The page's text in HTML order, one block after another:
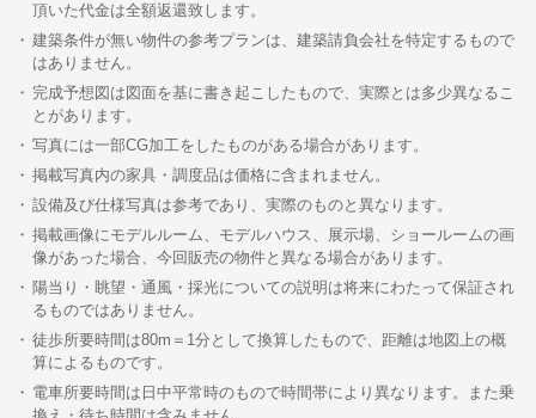
頂いた代金は全額返還致します。
建築条件が無い物件の参考プランは、建築請負会社を特定するもので
はありません。
完成予想図は図面を基に書き起こしたもので、実際とは多少異なるこ
とがあります。
写真には一部CG加工をしたものがある場合があります。
掲載写真内の家具・調度品は価格に含まれません。
設備及び仕様写真は参考であり、実際のものと異なります。
掲載画像にモデルルーム、モデルハウス、展示場、ショールームの画
像があった場合、今回販売の物件と異なる場合があります。
陽当り・眺望・通風・採光についての説明は将来にわたって保証され
るものではありません。
徒歩所要時間は80m＝1分として換算したもので、距離は地図上の概
算によるものです。
電車所要時間は日中平常時のもので時間帯により異なります。また乗